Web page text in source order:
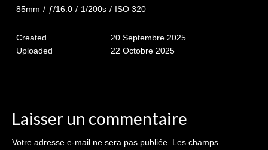
les 8 – 17 ans
Reportages / Nature morte
85mm / ƒ/16.0 / 1/200s / ISO 320
Created
20 Septembre 2025
Uploaded
22 Octobre 2025
Laisser un commentaire
Votre adresse e-mail ne sera pas publiée. Les champs